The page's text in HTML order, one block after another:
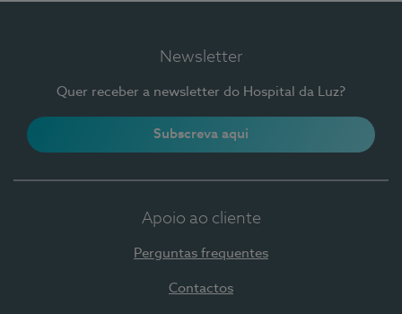
Newsletter
Quer receber a newsletter do Hospital da Luz?
Subscreva aqui
Apoio ao cliente
Perguntas frequentes
Contactos